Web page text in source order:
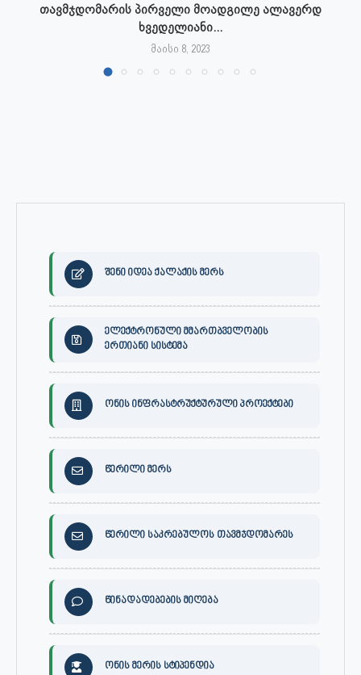
თავმჯდომარის პირველი მოადგილე ალავერდ
ხვედელიანი...
მაისი 8, 2023
შენი იდეა ქალაქის მერს
ელექტრონული მმართბველობის
ერთიანი სისტემა
ონის ინფრასტრუქტურული პროექტები
წერილი მერს
წერილი საკრებულოს თავმჯდომარეს
წინადადებების მიღება
ონის მერის სტიპენდია